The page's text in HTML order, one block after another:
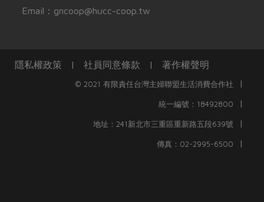
Email：gncoop@hucc-coop.tw
隱私權政策 | 社員同意條款 | 著作權聲明
© 2021 有限責任台灣主婦聯盟生活消費合作社 |
統一編號：18492800 |
地址：241新北市三重區重新路五段639號 |
傳真：02-2995-6500 |